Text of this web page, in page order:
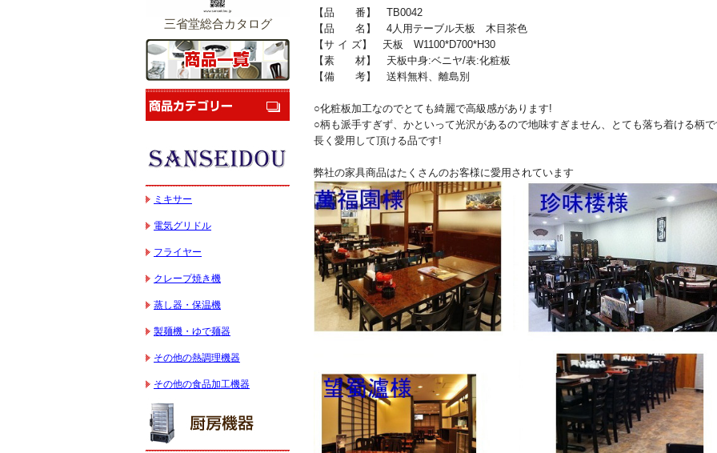
【品 番】 TB0042
【品 名】 4人用テーブル天板 木目茶色
【サ イ ズ】 天板 W1100*D700*H30
【素 材】 天板中身:ベニヤ/表:化粧板
【備 考】 送料無料、離島別
○化粧板加工なのでとても綺麗で高級感があります!
○柄も派手すぎず、かといって光沢があるので地味すぎません、とても落ち着ける柄
長く愛用して頂ける品です!
弊社の家具商品はたくさんのお客様に愛用されています
三省堂総合カタログ
ミキサー
電気グリドル
フライヤー
クレープ焼き機
蒸し器・保温機
製麺機・ゆで麺器
その他の熱調理機器
その他の食品加工機器